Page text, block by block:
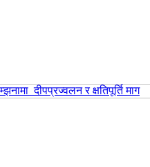
दीपप्रज्वलन र क्षतिपूर्ति माग